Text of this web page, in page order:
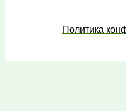
Политика